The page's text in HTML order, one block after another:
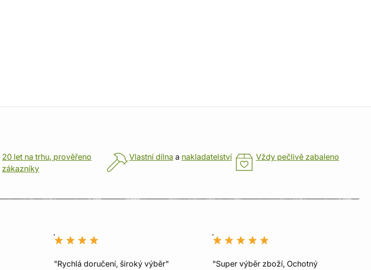
20 let na trhu, prověřeno
zákazníky
Vlastní dílna a nakladatelství Vždy pečlivě zabaleno
"Rychlá doručení, široký výběr"
"Super výběr zboží, Ochotný